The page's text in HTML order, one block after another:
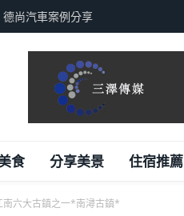
尚汽車案例分享
食 分享美景 住宿推薦
南六大古鎮之一*南潯古鎮*